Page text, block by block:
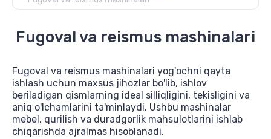
Fugoval va reismus mashinalari
Fugoval va reismus mashinalari yog'ochni qayta
ishlash uchun maxsus jihozlar bo'lib, ishlov
beriladigan qismlarning ideal silliqligini, tekisligini va
aniq o'lchamlarini ta'minlaydi. Ushbu mashinalar
mebel, qurilish va duradgorlik mahsulotlarini ishlab
chiqarishda ajralmas hisoblanadi.